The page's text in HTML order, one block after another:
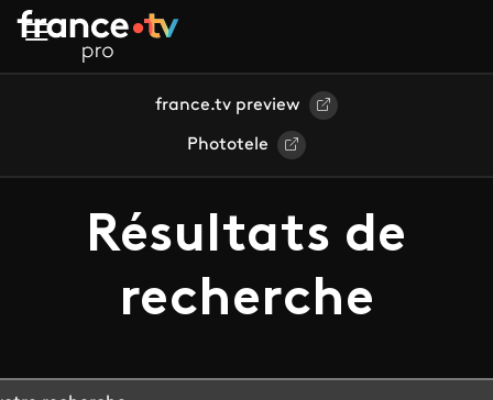
Aller au contenu principal
france.tv preview
Phototele
Résultats de
recherche